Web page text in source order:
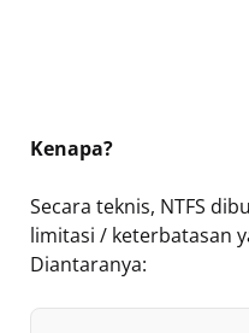
Kenapa?
Secara teknis, NTFS
limitasi / keterbatasan
Diantaranya: